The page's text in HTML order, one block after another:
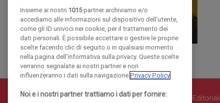
© COPYRIGHT 2018 - La Provincia di Como
Insieme ai nostri 1015partner archiviamo e/o
accediamo alle informazioni sul dispositivo dell'utente,
come gli ID univoci nei cookie, per il trattamento dei
dati personali. È possibile accettare o gestire le proprie
scelte facendo clic di seguito o in qualsiasi momento
nella pagina dell'informativa sulla privacy. Queste scelte
verranno segnalate ai nostri partner e non
influenzeranno i dati sulla navigazione. Privacy Policy
Noi e i nostri partner trattiamo i dati per fornire: